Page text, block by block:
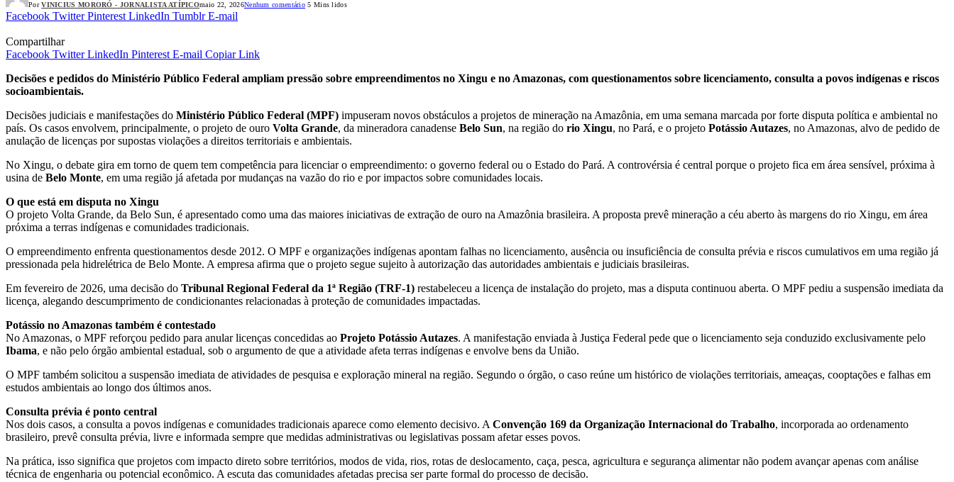
Por VINICIUS MORORÓ - JORNALISTA ATÍPICOmaio 22, 2026Nenhum comentário 5 Mins lidos
Facebook Twitter Pinterest LinkedIn Tumblr E-mail
Compartilhar
Facebook Twitter LinkedIn Pinterest E-mail Copiar Link
Decisões e pedidos do Ministério Público Federal ampliam pressão sobre empreendimentos no Xingu e no Amazonas, com questionamentos sobre licenciamento, consulta a povos indígenas e riscos
socioambientais.
Decisões judiciais e manifestações do Ministério Público Federal (MPF) impuseram novos obstáculos a projetos de mineração na Amazônia, em uma semana marcada por forte disputa política e ambiental no
país. Os casos envolvem, principalmente, o projeto de ouro Volta Grande, da mineradora canadense Belo Sun, na região do rio Xingu, no Pará, e o projeto Potássio Autazes, no Amazonas, alvo de pedido de
anulação de licenças por supostas violações a direitos territoriais e ambientais.
No Xingu, o debate gira em torno de quem tem competência para licenciar o empreendimento: o governo federal ou o Estado do Pará. A controvérsia é central porque o projeto fica em área sensível, próxima à
usina de Belo Monte, em uma região já afetada por mudanças na vazão do rio e por impactos sobre comunidades locais.
O que está em disputa no Xingu
O projeto Volta Grande, da Belo Sun, é apresentado como uma das maiores iniciativas de extração de ouro na Amazônia brasileira. A proposta prevê mineração a céu aberto às margens do rio Xingu, em área
próxima a terras indígenas e comunidades tradicionais.
O empreendimento enfrenta questionamentos desde 2012. O MPF e organizações indígenas apontam falhas no licenciamento, ausência ou insuficiência de consulta prévia e riscos cumulativos em uma região já
pressionada pela hidrelétrica de Belo Monte. A empresa afirma que o projeto segue sujeito à autorização das autoridades ambientais e judiciais brasileiras.
Em fevereiro de 2026, uma decisão do Tribunal Regional Federal da 1ª Região (TRF-1) restabeleceu a licença de instalação do projeto, mas a disputa continuou aberta. O MPF pediu a suspensão imediata da
licença, alegando descumprimento de condicionantes relacionadas à proteção de comunidades impactadas.
Potássio no Amazonas também é contestado
No Amazonas, o MPF reforçou pedido para anular licenças concedidas ao Projeto Potássio Autazes. A manifestação enviada à Justiça Federal pede que o licenciamento seja conduzido exclusivamente pelo
Ibama, e não pelo órgão ambiental estadual, sob o argumento de que a atividade afeta terras indígenas e envolve bens da União.
O MPF também solicitou a suspensão imediata de atividades de pesquisa e exploração mineral na região. Segundo o órgão, o caso reúne um histórico de violações territoriais, ameaças, cooptações e falhas em
estudos ambientais ao longo dos últimos anos.
Consulta prévia é ponto central
Nos dois casos, a consulta a povos indígenas e comunidades tradicionais aparece como elemento decisivo. A Convenção 169 da Organização Internacional do Trabalho, incorporada ao ordenamento
brasileiro, prevê consulta prévia, livre e informada sempre que medidas administrativas ou legislativas possam afetar esses povos.
Na prática, isso significa que projetos com impacto direto sobre territórios, modos de vida, rios, rotas de deslocamento, caça, pesca, agricultura e segurança alimentar não podem avançar apenas com análise
técnica de engenharia ou potencial econômico. A escuta das comunidades afetadas precisa ser parte formal do processo de decisão.